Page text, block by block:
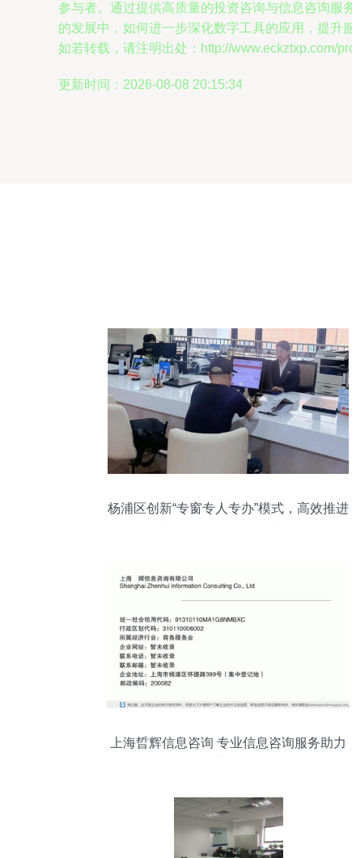
参与者。通过提供高质量的投资咨询与信息咨询
的发展中，如何进一步深化数字工具的应用，提升
如若转载，请注明出处：http://www.eckztxp.com/
更新时间：2026-08-08 20:15:34
杨浦区创新“专窗专人专办”模式，高效推进
上海晢辉信息咨询 专业信息咨询服务助力